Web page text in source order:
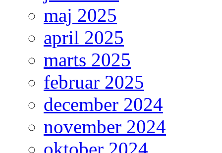
maj 2025
april 2025
marts 2025
februar 2025
december 2024
november 2024